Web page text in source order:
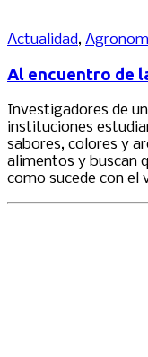
Actualidad,
Al encuentro de
Investigadores de
instituciones
sabores, colores y
alimentos y buscan
como sucede con el